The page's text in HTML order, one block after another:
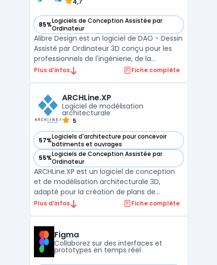
85%Logiciels de Conception Assistée par
Ordinateur
— voir Alibre Design dans cette catégorie
Alibre Design est un logiciel de DAO - Dessin
Assisté par Ordinateur 3D conçu pour les
professionnels de l'ingénierie, de la
conception et de la fabrication. La solution
Plus d’infos Fiche complète
ARCHLine.XP
Logiciel de modélisation
architecturale
5
57%Logiciels d'architecture pour concevoir
bâtiments et ouvrages
— voir ARCHLine.XP dans cette catégorie
55%Logiciels de Conception Assistée par
Ordinateur
— voir ARCHLine.XP dans cette catégorie
ARCHLine.XP est un logiciel de conception
et de modélisation architecturale 3D,
adapté pour la création de plans de
construction, la visualisation d'idées de
complet de fonctions de PAO - Publication
Assistée par Ordinateur, p ...
Plus d’infos Fiche complète
Figma
Collaborez sur des interfaces et
prototypes en temps réel